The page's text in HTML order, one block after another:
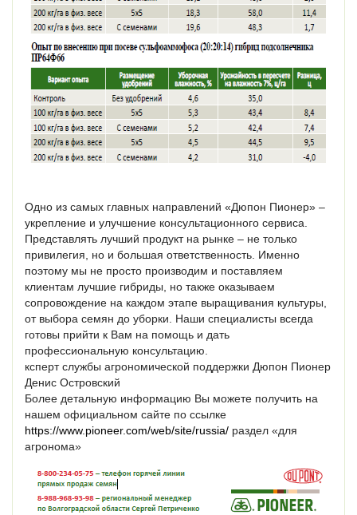
Одно из самых главных направлений «Дюпон Пионер» –
укрепление и улучшение консультационного сервиса.
Представлять лучший продукт на рынке – не только
привилегия, но и большая ответственность. Именно
поэтому мы не просто производим и поставляем
клиентам лучшие гибриды, но также оказываем
сопровождение на каждом этапе выращивания культуры,
от выбора семян до уборки. Наши специалисты всегда
готовы прийти к Вам на помощь и дать
профессиональную консультацию.
ксперт службы агрономической поддержки Дюпон Пионер
Денис Островский
Более детальную информацию Вы можете получить на
нашем официальном сайте по ссылке
https://www.pioneer.com/web/site/russia/ раздел «для
агронома»